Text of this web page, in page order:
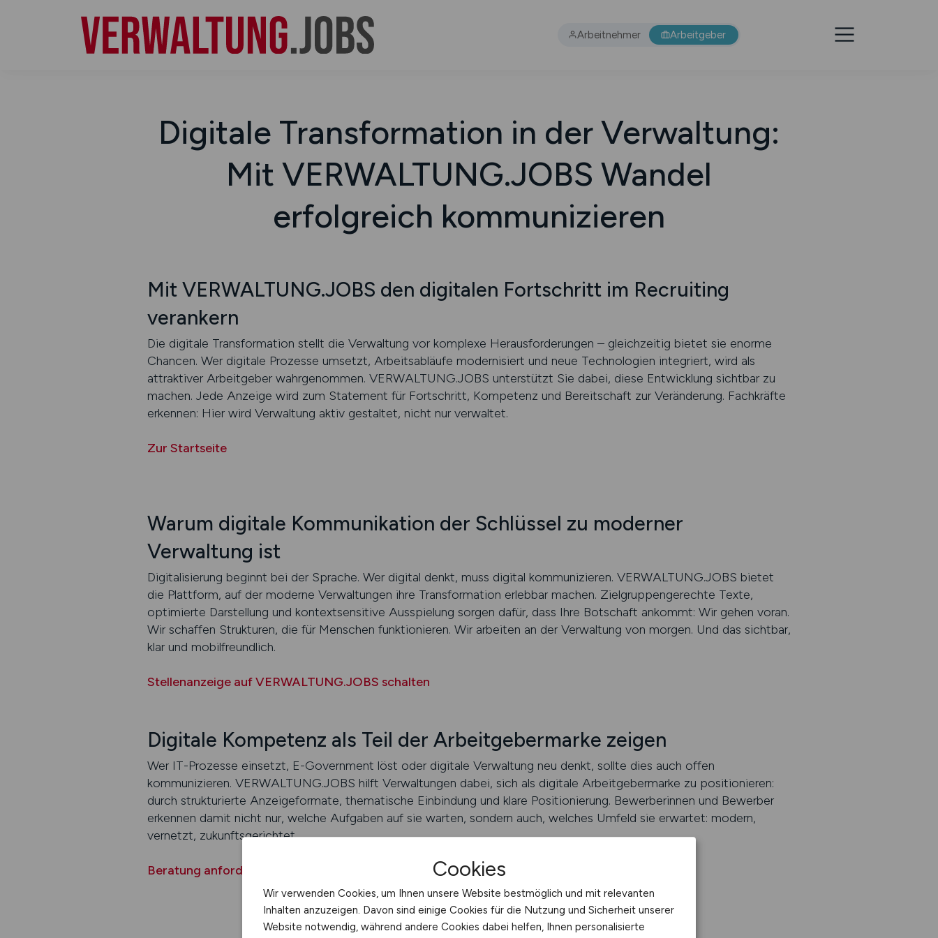
Arbeitnehmer Arbeitgeber
Digitale Transformation in der Verwaltung:
Mit VERWALTUNG.JOBS Wandel
erfolgreich kommunizieren
Mit VERWALTUNG.JOBS den digitalen Fortschritt im Recruiting
verankern
Die digitale Transformation stellt die Verwaltung vor komplexe Herausforderungen – gleichzeitig bietet sie enorme
Chancen. Wer digitale Prozesse umsetzt, Arbeitsabläufe modernisiert und neue Technologien integriert, wird als
attraktiver Arbeitgeber wahr­genommen. VERWALTUNG.JOBS unterstützt Sie dabei, diese Entwicklung sichtbar zu
machen. Jede Anzeige wird zum Statement für Fortschritt, Kompetenz und Bereitschaft zur Veränderung. Fachkräfte
erkennen: Hier wird Verwaltung aktiv gestaltet, nicht nur verwaltet.
Zur Startseite
Warum digitale Kommunikation der Schlüssel zu moderner
Verwaltung ist
Digitalisierung beginnt bei der Sprache. Wer digital denkt, muss digital kommunizieren. VERWALTUNG.JOBS bietet
die Plattform, auf der moderne Verwaltungen ihre Transformation erlebbar machen. Zielgruppengerechte Texte,
optimierte Darstellung und kontext­sensitive Ausspielung sorgen dafür, dass Ihre Botschaft ankommt: Wir gehen voran.
Wir schaffen Strukturen, die für Menschen funktionieren. Wir arbeiten an der Verwaltung von morgen. Und das sichtbar,
klar und mobilfreundlich.
Stellenanzeige auf VERWALTUNG.JOBS schalten
Digitale Kompetenz als Teil der Arbeitgebermarke zeigen
Wer IT-Prozesse einsetzt, E-Government löst oder digitale Verwaltung neu denkt, sollte dies auch offen
kommunizieren. VERWALTUNG.JOBS hilft Verwaltungen dabei, sich als digitale Arbeitgebermarke zu positionieren:
durch strukturierte Anzeigeformate, thematische Einbindung und klare Positionierung. Bewerberinnen und Bewerber
erkennen damit nicht nur, welche Aufgaben auf sie warten, sondern auch, welches Umfeld sie erwartet: modern,
vernetzt, zukunftsgerichtet.
Beratung anfordern Cookies
Wir verwenden Cookies, um Ihnen unsere Website bestmöglich und mit relevanten
Inhalten anzuzeigen. Davon sind einige Cookies für die Nutzung und Sicherheit unserer
Website notwendig, während andere Cookies dabei helfen, Ihnen personalisierte